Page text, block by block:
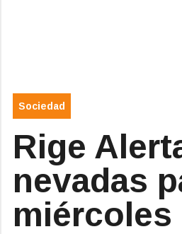
Sociedad
Rige
nevadas
miércoles